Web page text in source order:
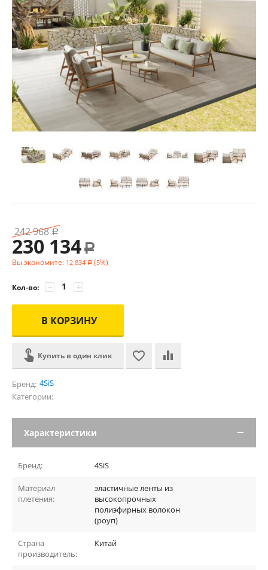
242 968 Р
230 134 Р
Вы экономите: 12 834 Р (5%)
Кол-во: +
−
В КОРЗИНУ
Купить в один клик
Бренд: 4SiS
Категории:
Характеристики
Бренд: 4SiS
Материал
плетения:
эластичные ленты из
высокопрочных
полиэфирных волокон
(роуп)
Страна
производитель:
Китай